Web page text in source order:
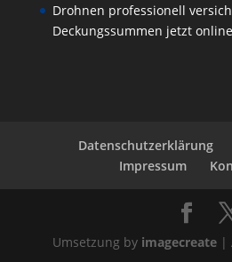
Drohnen professionell
Deckungssummen jetzt
Datenschutzerklärung
Impressum
Umsetzung by imagecreate|